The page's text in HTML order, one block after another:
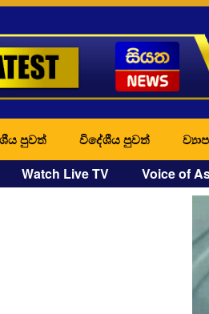
පුවත් විදේශීය පුවත්
Watch Live TV Voice of